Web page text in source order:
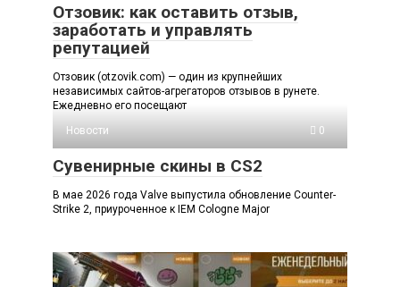
Отзовик: как оставить отзыв,
заработать и управлять
репутацией
Отзовик (otzovik.com) — один из крупнейших
независимых сайтов-агрегаторов отзывов в рунете.
Ежедневно его посещают
Новости
0
Сувенирные скины в CS2
В мае 2026 года Valve выпустила обновление Counter-
Strike 2, приуроченное к IEM Cologne Major